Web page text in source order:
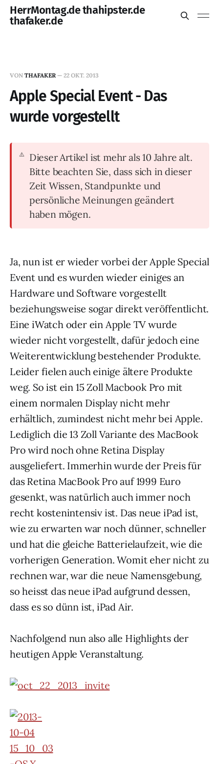
HerrMontag.de thahipster.de
thafaker.de
VON THAFAKER — 22 OKT. 2013
Apple Special Event - Das
wurde vorgestellt
Dieser Artikel ist mehr als 10 Jahre alt.
Bitte beachten Sie, dass sich in dieser
Zeit Wissen, Standpunkte und
persönliche Meinungen geändert
haben mögen.
Ja, nun ist er wieder vorbei der Apple Special
Event und es wurden wieder einiges an
Hardware und Software vorgestellt
beziehungsweise sogar direkt veröffentlicht.
Eine iWatch oder ein Apple TV wurde
wieder nicht vorgestellt, dafür jedoch eine
Weiterentwicklung bestehender Produkte.
Leider fielen auch einige ältere Produkte
weg. So ist ein 15 Zoll Macbook Pro mit
einem normalen Display nicht mehr
erhältlich, zumindest nicht mehr bei Apple.
Lediglich die 13 Zoll Variante des MacBook
Pro wird noch ohne Retina Display
ausgeliefert. Immerhin wurde der Preis für
das Retina MacBook Pro auf 1999 Euro
gesenkt, was natürlich auch immer noch
recht kostenintensiv ist. Das neue iPad ist,
wie zu erwarten war noch dünner, schneller
und hat die gleiche Batterielaufzeit, wie die
vorherigen Generation. Womit eher nicht zu
rechnen war, war die neue Namensgebung,
so heisst das neue iPad aufgrund dessen,
dass es so dünn ist, iPad Air.
Nachfolgend nun also alle Highlights der
heutigen Apple Veranstaltung.